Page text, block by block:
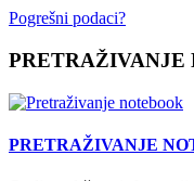
Pogrešni podaci?
PRETRAŽIVANJE
PRETRAŽIVANJE